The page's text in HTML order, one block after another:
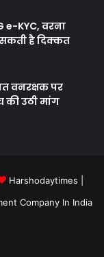
e-KYC, वरना
है दिक्कत
वनरक्षक पर
की उठी मांग
Harshodaytimes
Company In India